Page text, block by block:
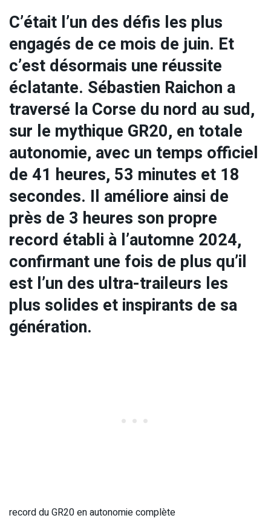
C’était l’un des défis les plus
engagés de ce mois de juin. Et
c’est désormais une réussite
éclatante. Sébastien Raichon a
traversé la Corse du nord au sud,
sur le mythique GR20, en totale
autonomie, avec un temps officiel
de 41 heures, 53 minutes et 18
secondes. Il améliore ainsi de
près de 3 heures son propre
record établi à l’automne 2024,
confirmant une fois de plus qu’il
est l’un des ultra-traileurs les
plus solides et inspirants de sa
génération.
record du GR20 en autonomie complète